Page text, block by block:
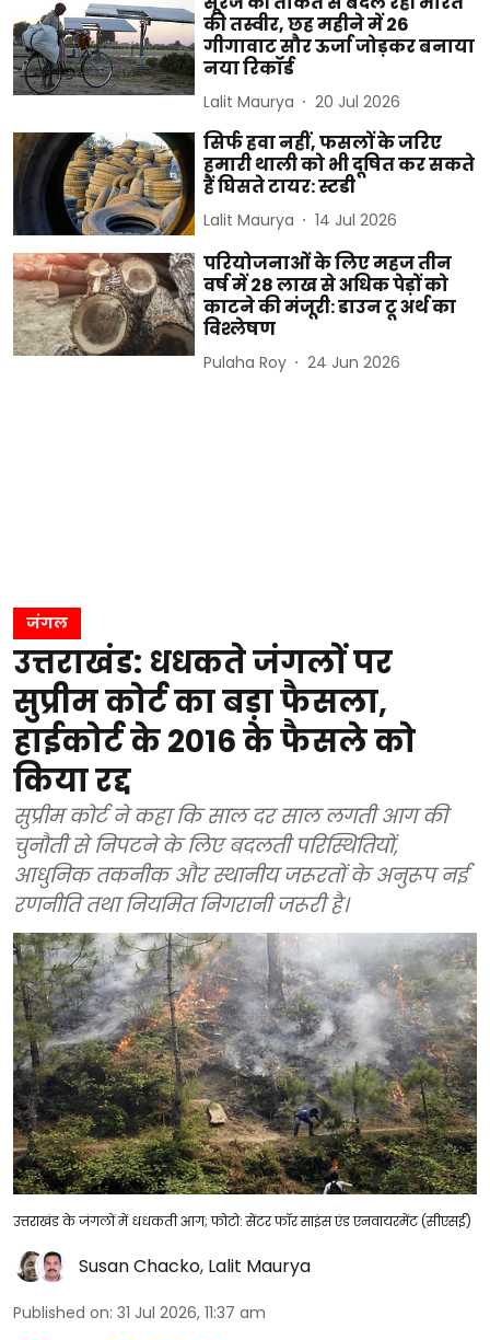
की तस्वीर, छह महीने में 26
गीगावाट सौर ऊर्जा जोड़कर बनाया
नया रिकॉर्ड
Lalit Maurya 20 Jul 2026
सिर्फ हवा नहीं, फसलों के जरिए
हमारी थाली को भी दूषित कर सकते
हैं घिसते टायर: स्टडी
Lalit Maurya 14 Jul 2026
परियोजनाओं के लिए महज तीन
वर्ष में 28 लाख से अधिक पेड़ों को
काटने की मंजूरी: डाउन टू अर्थ का
विश्लेषण
Pulaha Roy 24 Jun 2026
जंगल
उत्तराखंड: धधकते जंगलों पर
सुप्रीम कोर्ट का बड़ा फैसला,
हाईकोर्ट के 2016 के फैसले को
किया रद्द
सुप्रीम कोर्ट ने कहा कि साल दर साल लगती आग की
चुनौती से निपटने के लिए बदलती परिस्थितियों,
आधुनिक तकनीक और स्थानीय जरूरतों के अनुरूप नई
रणनीति तथा नियमित निगरानी जरूरी है।
उत्तराखंड के जंगलों में धधकती आग; फोटो: सेंटर फॉर साइंस एंड एनवायरमेंट (सीएसई)
Susan Chacko, Lalit Maurya
Published on: 31 Jul 2026, 11:37 am